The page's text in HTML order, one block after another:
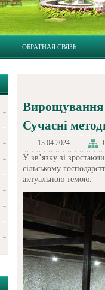
ОБРАТНАЯ СВЯЗЬ
Вирощування
Сучасні
13.04.2024
У зв’язку зі
сільському
актуальною темою.